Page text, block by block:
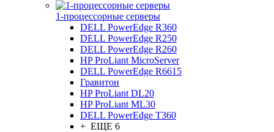
1-процессорные серверы
DELL PowerEdge R360
DELL PowerEdge R250
DELL PowerEdge R260
HP ProLiant MicroServer
DELL PowerEdge R6615
Гравитон
HP ProLiant DL20
HP ProLiant ML30
DELL PowerEdge T360
+ ЕЩЕ 6